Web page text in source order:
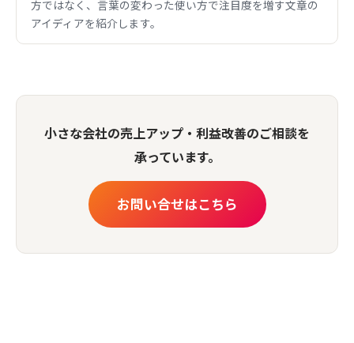
方ではなく、言葉の変わった使い方で注目度を増す文章の
アイディアを紹介します。
小さな会社の売上アップ・利益改善のご相談を
承っています。
お問い合せはこちら